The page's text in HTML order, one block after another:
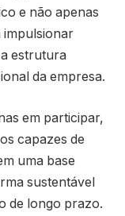
e não apenas
impulsionar
estrutura
da empresa.
em participar,
capazes de
uma base
sustentável
de longo prazo.